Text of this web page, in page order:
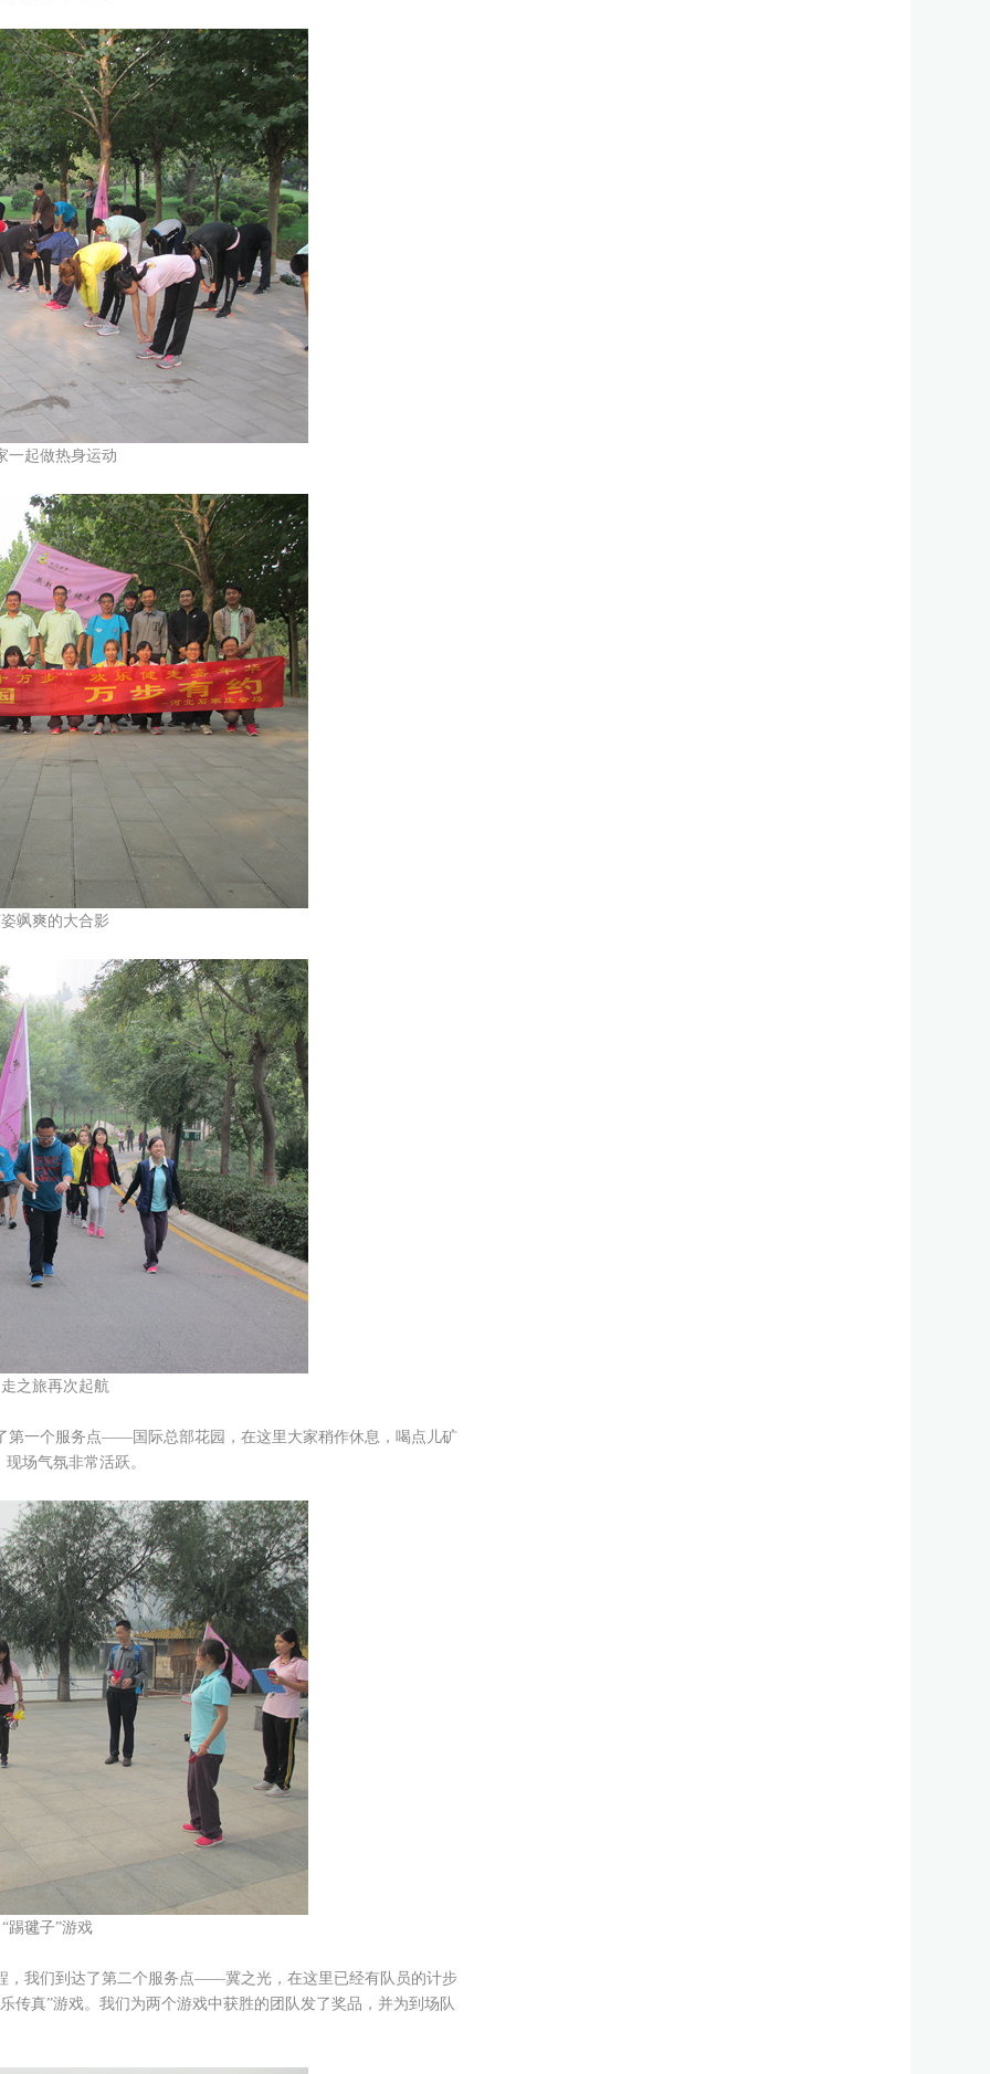
做热身运动
爽的大合影
旅再次起航
一个服务点——国际总部花园，在这里大家稍作休息，喝点儿矿
场气氛非常活跃。
子”游戏
我们到达了第二个服务点——冀之光，在这里已经有队员的计步
传真”游戏。我们为两个游戏中获胜的团队发了奖品，并为到场队